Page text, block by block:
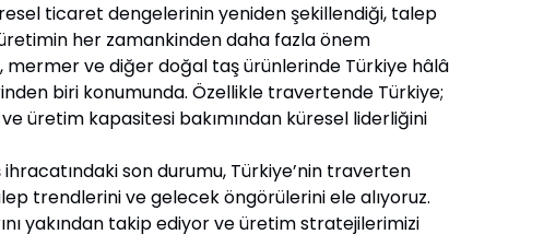
ticaret dengelerinin yeniden şekillendiği, talep
her zamankinden daha fazla önem
mermer ve diğer doğal taş ürünlerinde Türkiye hâlâ
biri konumunda. Özellikle travertende Türkiye;
üretim kapasitesi bakımından küresel liderliğini
son durumu, Türkiye’nin traverten
trendlerini ve gelecek öngörülerini ele alıyoruz.
yakından takip ediyor ve üretim stratejilerimizi